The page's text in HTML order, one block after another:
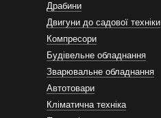
Драбини
Двигуни до садової техніки
Компресори
Будівельне обладнання
Зварювальне обладнання
Автотовари
Кліматична техніка